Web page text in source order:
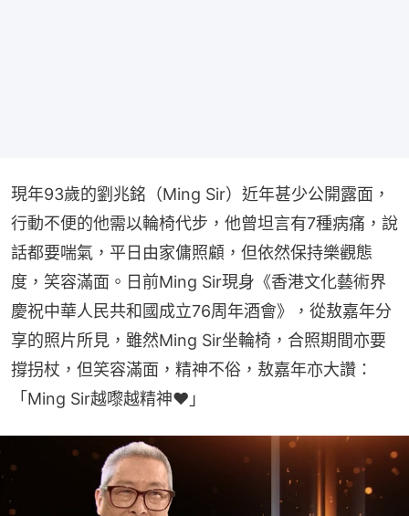
現年93歲的劉兆銘（Ming Sir）近年甚少公開露面，
行動不便的他需以輪椅代步，他曾坦言有7種病痛，說
話都要喘氣，平日由家傭照顧，但依然保持樂觀態
度，笑容滿面。日前Ming Sir現身《香港文化藝術界
慶祝中華人民共和國成立76周年酒會》，從敖嘉年分
享的照片所見，雖然Ming Sir坐輪椅，合照期間亦要
撐拐杖，但笑容滿面，精神不俗，敖嘉年亦大讚：
「Ming Sir越嚟越精神❤️」